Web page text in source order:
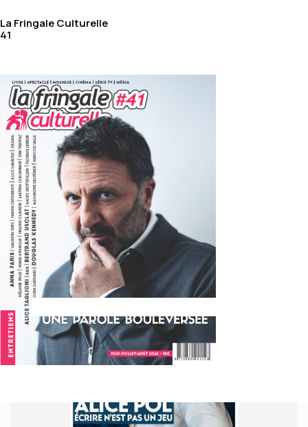
La Fringale Culturelle
41
HOME/ACHETER AU NUMÉRO
DE LA FRINGALE CULTURELLE
POL